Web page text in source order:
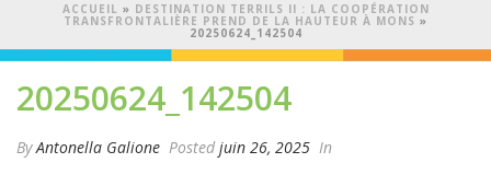
ACCUEIL » DESTINATION TERRILS II : LA COOPÉRATION
TRANSFRONTALIÈRE PREND DE LA HAUTEUR À MONS »
20250624_142504
20250624_142504
ByAntonella Galione Posted juin 26, 2025 In